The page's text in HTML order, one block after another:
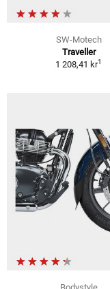
SW-Motech
Traveller
1 208,41 kr1